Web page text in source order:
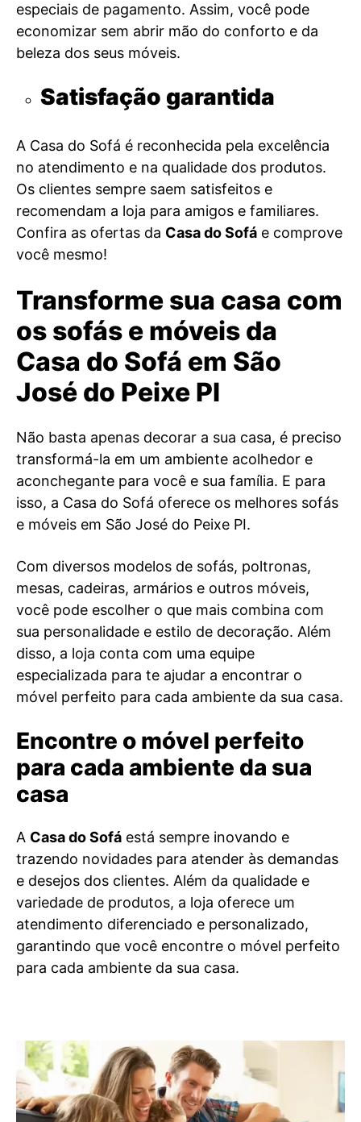
especiais de pagamento. Assim, você pode
economizar sem abrir mão do conforto e da
beleza dos seus móveis.
Satisfação garantida
A Casa do Sofá é reconhecida pela excelência
no atendimento e na qualidade dos produtos.
Os clientes sempre saem satisfeitos e
recomendam a loja para amigos e familiares.
Confira as ofertas da Casa do Sofá e comprove
você mesmo!
Transforme sua casa com
os sofás e móveis da
Casa do Sofá em São
José do Peixe PI
Não basta apenas decorar a sua casa, é preciso
transformá-la em um ambiente acolhedor e
aconchegante para você e sua família. E para
isso, a Casa do Sofá oferece os melhores sofás
e móveis em São José do Peixe PI.
Com diversos modelos de sofás, poltronas,
mesas, cadeiras, armários e outros móveis,
você pode escolher o que mais combina com
sua personalidade e estilo de decoração. Além
disso, a loja conta com uma equipe
especializada para te ajudar a encontrar o
móvel perfeito para cada ambiente da sua casa.
Encontre o móvel perfeito
para cada ambiente da sua
casa
A Casa do Sofá está sempre inovando e
trazendo novidades para atender às demandas
e desejos dos clientes. Além da qualidade e
variedade de produtos, a loja oferece um
atendimento diferenciado e personalizado,
garantindo que você encontre o móvel perfeito
para cada ambiente da sua casa.